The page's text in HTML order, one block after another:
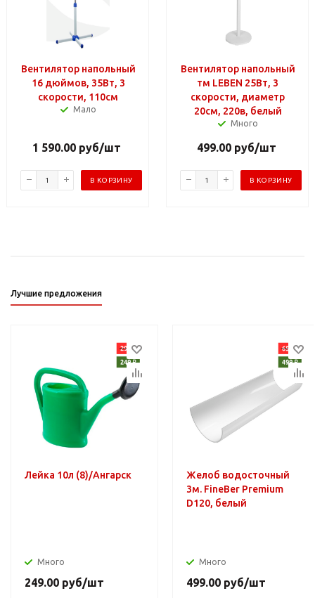
Вентилятор напольный
16 дюймов, 35Вт, 3
скорости, 110см
Мало
1 590.00 руб/шт
В КОРЗИНУ
Вентилятор напольный
тм LEBEN 25Вт, 3
скорости, диаметр
20см, 220в, белый
Много
499.00руб/шт
В КОРЗИНУ
Лучшие предложения
Лейка 10л (8)/Ангарск
Много
249.00 руб/шт
Желоб водосточный
3м. FineBer Premium
D120, белый
Много
499.00 руб/шт